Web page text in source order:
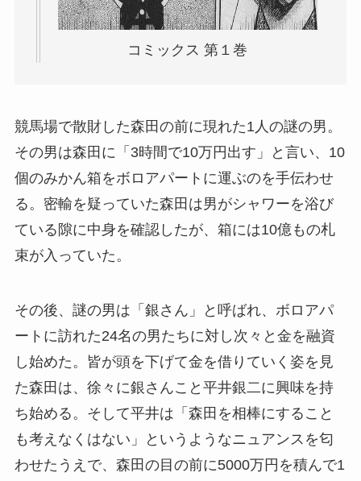
コミックス 第１巻
競馬場で散財した森田の前に現れた1人の謎の男。
その男は森田に「3時間で10万円出す」と言い、10
個のみかん箱をボロアパートに運ぶのを手伝わせ
る。密輸を疑っていた森田は男がシャワーを浴び
ている隙に中身を確認したが、箱には10億もの札
束が入っていた。
その後、謎の男は「銀さん」と呼ばれ、ボロアパ
ートに訪れた24名の男たちに対し次々と金を融資
し始めた。皆が頭を下げて金を借りていく姿を見
た森田は、徐々に銀さんこと平井銀二に興味を持
ち始める。そして平井は「森田を相棒にすること
も考えなくはない」というようなニュアンスを匂
わせたうえで、森田の目の前に5000万円を積んで1